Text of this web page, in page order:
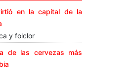
en la capital de la
y folclor
de las cervezas más